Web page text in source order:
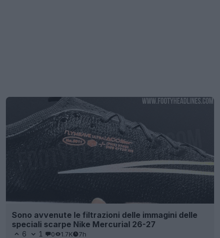
Sono avvenute le filtrazioni delle immagini delle
speciali scarpe Nike Mercurial 26-27
6 1 0 1.7K 7h